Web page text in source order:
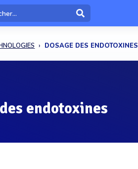
DOSAGE DES ENDOTOXINES
endotoxines